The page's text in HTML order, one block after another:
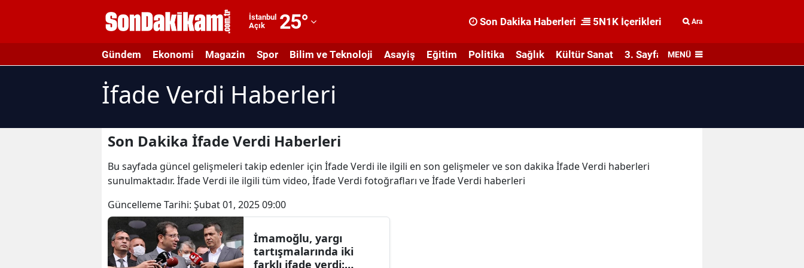
İstanbul
Açık
25°
Adıyaman
Afyonkarahisar
Amasya
Antalya
Artvin
Balıkesir
Son Dakika Haberleri 5N1K İçerikleri Ara
Gündem Ekonomi Magazin Spor Bilim ve Teknoloji Asayiş Eğitim Politika Sağlık Kültür Sanat 3. Sayfa MENÜ
İfade Verdi Haberleri
Son Dakika İfade Verdi Haberleri
Bu sayfada güncel gelişmeleri takip edenler için İfade Verdi ile ilgili en son gelişmeler ve son dakika İfade Verdi haberleri
sunulmaktadır. İfade Verdi ile ilgili tüm video, İfade Verdi fotoğrafları ve İfade Verdi haberleri
Güncelleme Tarihi: Şubat 01, 2025 09:00
İmamoğlu, yargı
tartışmalarında iki
farklı ifade verdi: